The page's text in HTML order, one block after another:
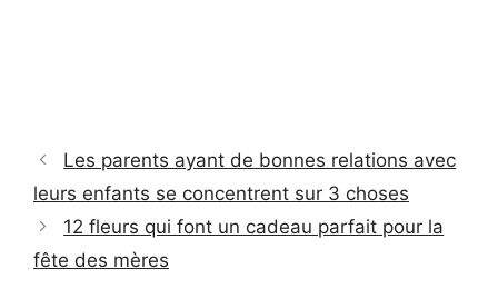
Les parents ayant de bonnes relations avec
leurs enfants se concentrent sur 3 choses
12 fleurs qui font un cadeau parfait pour la
fête des mères